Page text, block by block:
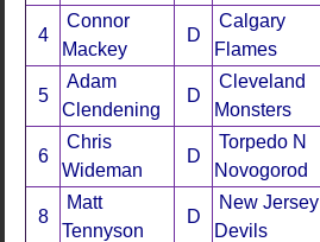
4
Connor
Mackey
D
Calgary
Flames
5
Adam
Clendening
D
Cleveland
Monsters
6
Chris
Wideman
D
Torpedo N
Novogorod
8
Matt
Tennyson
D
New Jersey
Devils